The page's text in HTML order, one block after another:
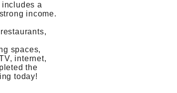
a
income.
spaces,
internet,
the
today!